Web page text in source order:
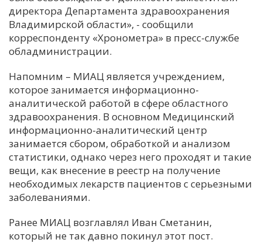
М
Н
У
Ч
Я
директора Департамента здравоохранения
Владимирской области», - сообщили
корреспонденту «Хронометра» в пресс-службе
обладминистрации.
Напомним – МИАЦ является учреждением,
которое занимается информационно-
аналитической работой в сфере областного
здравоохранения. В основном Медицинский
информационно-аналитический центр
занимается сбором, обработкой и анализом
статистики, однако через него проходят и такие
вещи, как внесение в реестр на получение
необходимых лекарств пациентов с серьезными
заболеваниями.
Ранее МИАЦ возглавлял Иван Сметанин,
который не так давно покинул этот пост.